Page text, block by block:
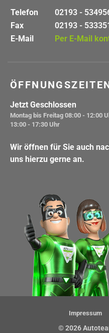
Telefon
02193 -
Fax
02193 -
E-Mail
Per E-Mail
Jetzt Geschlossen
Montag bis Freitag 08:00 - 12:00
13:00 - 17:30 Uhr
Wir öffnen für Sie auch
uns hierzu gerne an.
Impressum
© 2026